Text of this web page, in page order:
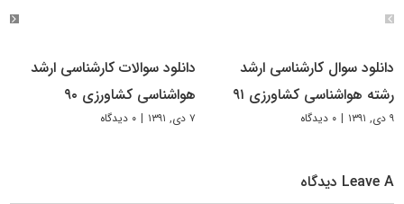
دانلود سوال کارشناسی ارشد
رشته هواشناسی کشاورزی ۹۱
۹ دی, ۱۳۹۱ | ۰ دیدگاه
دانلود سوالات کارشناسی ارشد
هواشناسی کشاورزی ۹۰
۷ دی, ۱۳۹۱ | ۰ دیدگاه
Leave A دیدگاه